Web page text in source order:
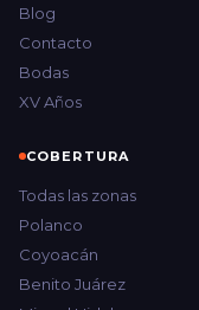
Blog
Contacto
Bodas
XV Años
COBERTURA
Todas las zonas
Polanco
Coyoacán
Benito Juárez